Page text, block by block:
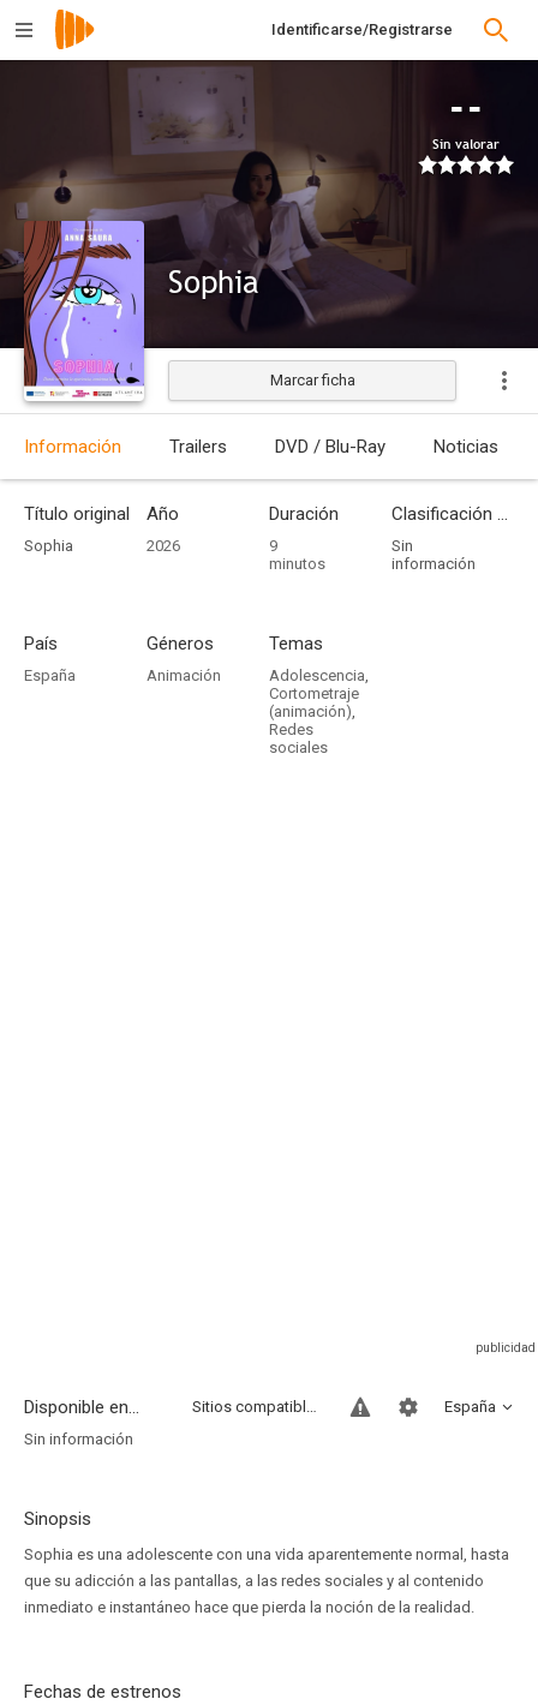
Identificarse/Registrarse
--
Sin valorar
Sophia
Marcar ficha
Información Trailers DVD / Blu-Ray Noticias
Título original
Sophia
Año
2026
Duración
9
minutos
Clasificación por edades
Sin
información
País
España
Géneros
Animación
Temas
Adolescencia,
Cortometraje
(animación),
Redes
sociales
Disponible en... España
Sitios compatibles
Sin información
Sinopsis
Sophia es una adolescente con una vida aparentemente normal, hasta
que su adicción a las pantallas, a las redes sociales y al contenido
inmediato e instantáneo hace que pierda la noción de la realidad.
Fechas de estrenos